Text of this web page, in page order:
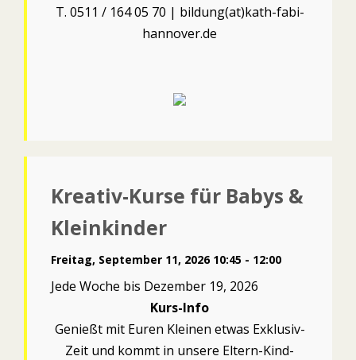
T. 0511 / 164 05 70 | bildung(at)kath-fabi-
hannover.de
Kreativ-Kurse für Babys &
Kleinkinder
Freitag, September 11, 2026 10:45 - 12:00
Jede Woche bis Dezember 19, 2026
Kurs-Info
Genießt mit Euren Kleinen etwas Exklusiv-
Zeit und kommt in unsere Eltern-Kind-